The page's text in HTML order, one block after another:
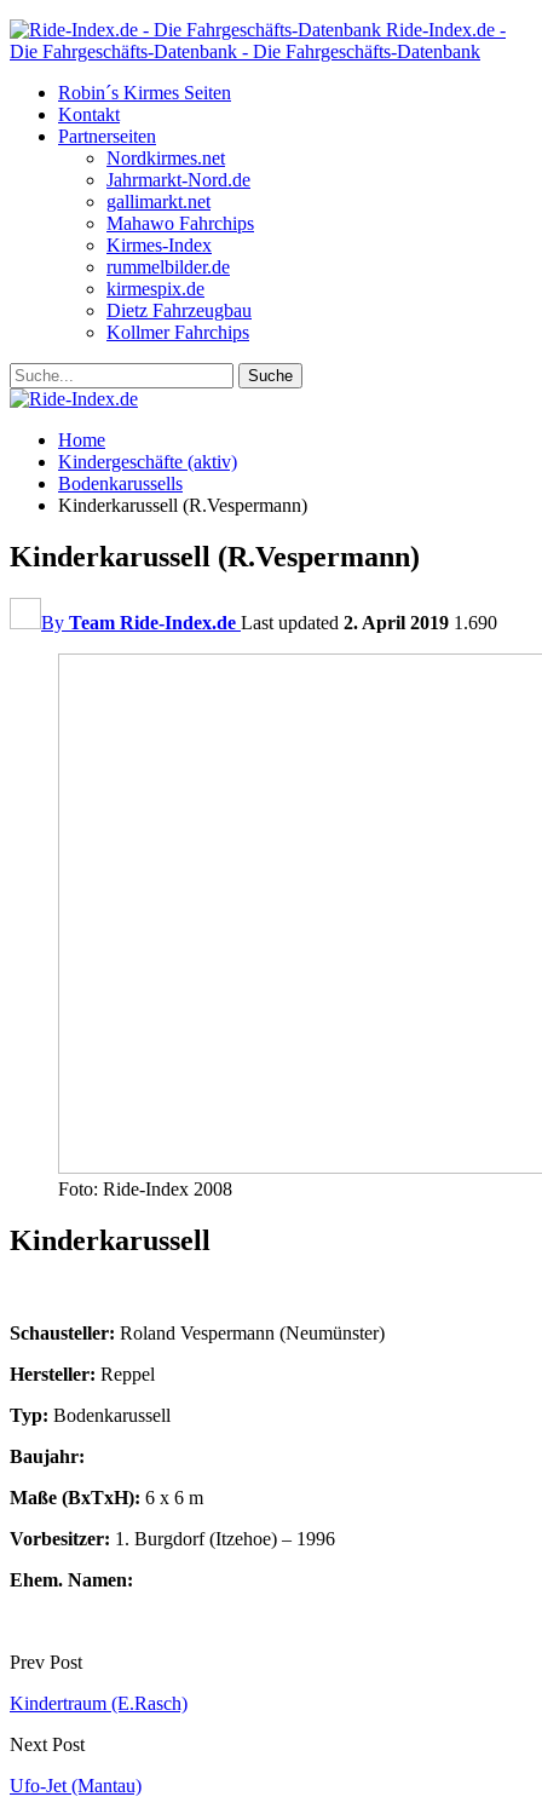
Ride-Index.de -
Die Fahrgeschäfts-Datenbank - Die Fahrgeschäfts-Datenbank
Robin´s Kirmes Seiten
Kontakt
Partnerseiten
Nordkirmes.net
Jahrmarkt-Nord.de
gallimarkt.net
Mahawo Fahrchips
Kirmes-Index
rummelbilder.de
kirmespix.de
Dietz Fahrzeugbau
Kollmer Fahrchips
Home
Kindergeschäfte (aktiv)
Bodenkarussells
Kinderkarussell (R.Vespermann)
Kinderkarussell (R.Vespermann)
By Team Ride-Index.de Last updated 2. April 2019 1.690
Foto: Ride-Index 2008
Kinderkarussell
Schausteller: Roland Vespermann (Neumünster)
Hersteller: Reppel
Typ: Bodenkarussell
Baujahr:
Maße (BxTxH): 6 x 6 m
Vorbesitzer: 1. Burgdorf (Itzehoe) – 1996
Ehem. Namen:
Prev Post
Kindertraum (E.Rasch)
Next Post
Ufo-Jet (Mantau)